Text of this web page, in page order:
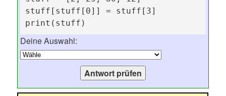
stuff[stuff[0]] = stuff[3]
print(stuff)
Deine Auswahl: